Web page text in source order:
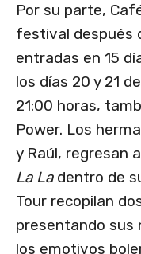
Por su parte,
festival después
entradas en 15
los días 20 y 21
21:00 horas,
Power. Los
y Raúl, regresan
La Ladentro de
Tour recopilan
presentando sus
los emotivos